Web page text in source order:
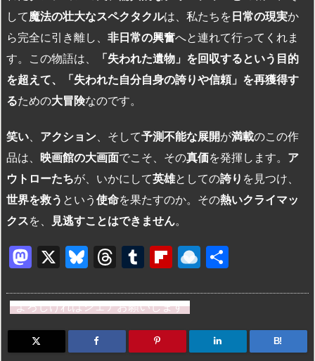
して魔法の壮大なスペクタクルは、私たちを 日常の現実か
ら完全に引き離し、 非日常の興奮へと連れて行ってくれま
す。この物語は、
「失われた遺物」を回収するという目的
を超えて、「失われた自分自身の誇りや信頼」を再獲得す
るための大冒険なのです。
笑い アクション 、そして予測不能な展開が満載のこの作
品は、 映画館の大画面でこそ、その真価を発揮します。 ア
ウトローたちが、いかにして英雄としての誇り を見つけ、
世界を救う という 使命を果たすのか。その熱いクライマッ
クスを、 見逃すことはできません。
M
st
o
d
X
Bl
e
s
k
T
e
a
d
T
m
bl
r
Fl
b
o
ar
R
n
dr
o
よろしければシェアお願いします
B!